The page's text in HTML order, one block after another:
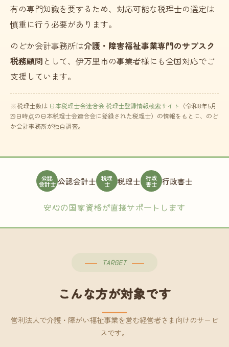
有の専門知識を要するため、対応可能な税理士の選定は
慎重に行う必要があります。
のどか会計事務所は介護・障害福祉事業専門のサブスク
税務顧問 として、伊万里市の事業者様にも全国対応でご
支援しています。
※税理士数は 日本税理士会連合会 税理士登録情報検索サイト （令和8年5月
29日時点の日本税理士会連合会に登録された税理士）の情報をもとに、のど
か会計事務所が独自調査。
公認
会計士 公認会計士 税理
士 税理士 行政
書士 行政書士
安心の国家資格が直接サポートします
TARGET
こんな方が対象です
営利法人で介護・障がい福祉事業を営む経営者さま向けのサービ
スです。